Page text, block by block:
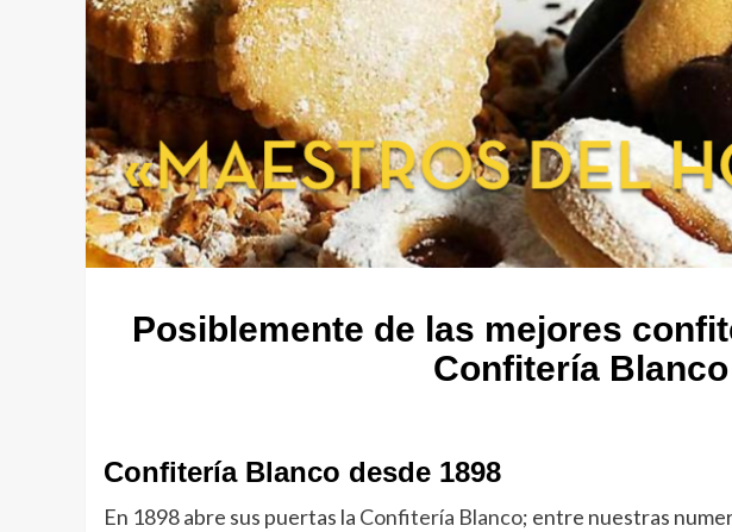
Posiblemente de las mejores
Confitería Blanco
Confitería Blanco desde 1898
En 1898 abre sus puertas la Confitería Blanco; entre nuestras